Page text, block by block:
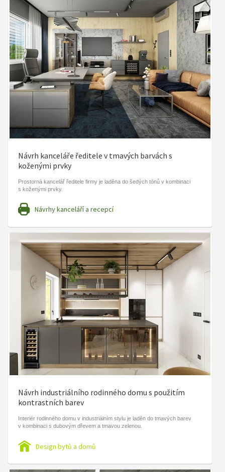
Návrh kanceláře ředitele v tmavých barvách s
koženými prvky
Prostorná kancelář ředitele firmy je laděna do šedých tónů v kombinaci
s koženými prvky.
Návrhy kanceláří a recepcí
Návrh industriálního rodinného domu s použitím
kontrastních barev
Interiér rodinného domu v industriálním stylu je laděn do tmavých barev
v kombinaci s dubovým dřevem a tmavou zelenou.
Design bytů a domů